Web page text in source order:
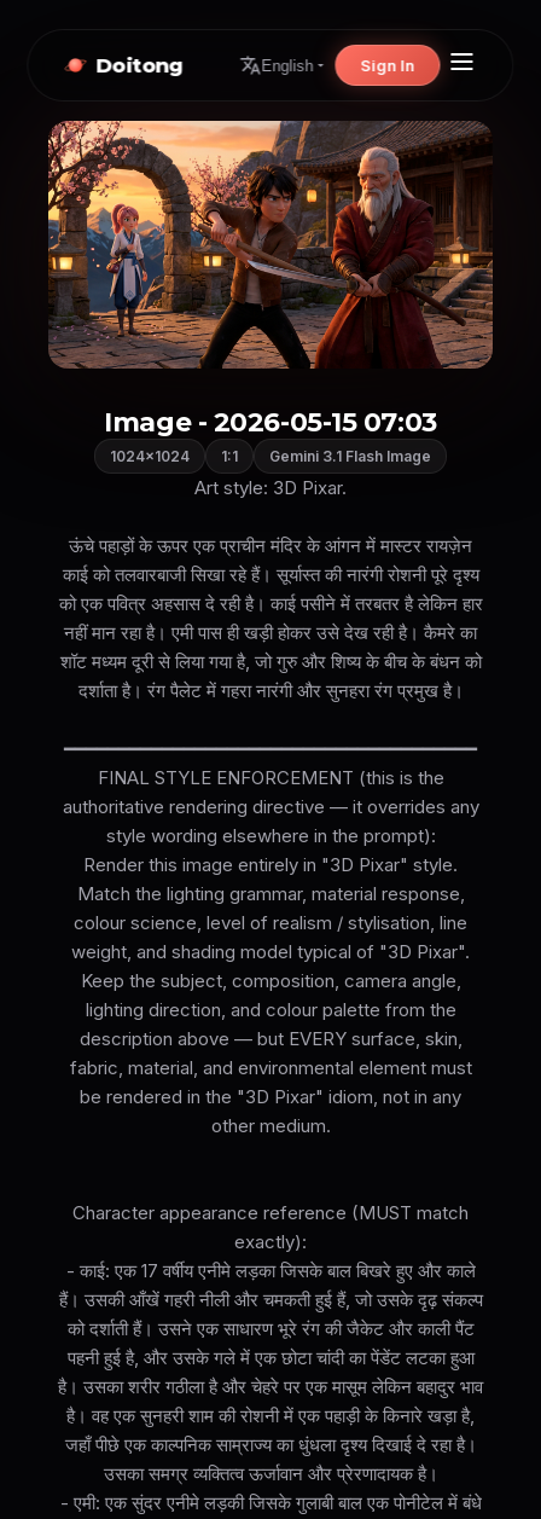
Doitong English Sign In
Image - 2026-05-15 07:03
1024×1024 1:1 Gemini 3.1 Flash Image
Art style: 3D Pixar.
ऊंचे पहाड़ों के ऊपर एक प्राचीन मंदिर के आंगन में मास्टर रायज़ेन
काई को तलवारबाजी सिखा रहे हैं। सूर्यास्त की नारंगी रोशनी पूरे दृश्य
को एक पवित्र अहसास दे रही है। काई पसीने में तरबतर है लेकिन हार
नहीं मान रहा है। एमी पास ही खड़ी होकर उसे देख रही है। कैमरे का
शॉट मध्यम दूरी से लिया गया है, जो गुरु और शिष्य के बीच के बंधन को
दर्शाता है। रंग पैलेट में गहरा नारंगी और सुनहरा रंग प्रमुख है।
━━━━━━━━━━━━━━━━━━━━━━━━━━━━━━━━━━━━━━
FINAL STYLE ENFORCEMENT (this is the
authoritative rendering directive — it overrides any
style wording elsewhere in the prompt):
Render this image entirely in "3D Pixar" style.
Match the lighting grammar, material response,
colour science, level of realism / stylisation, line
weight, and shading model typical of "3D Pixar".
Keep the subject, composition, camera angle,
lighting direction, and colour palette from the
description above — but EVERY surface, skin,
fabric, material, and environmental element must
be rendered in the "3D Pixar" idiom, not in any
other medium.
Character appearance reference (MUST match
exactly):
- काई: एक 17 वर्षीय एनीमे लड़का जिसके बाल बिखरे हुए और काले
हैं। उसकी आँखें गहरी नीली और चमकती हुई हैं, जो उसके दृढ़ संकल्प
को दर्शाती हैं। उसने एक साधारण भूरे रंग की जैकेट और काली पैंट
पहनी हुई है, और उसके गले में एक छोटा चांदी का पेंडेंट लटका हुआ
है। उसका शरीर गठीला है और चेहरे पर एक मासूम लेकिन बहादुर भाव
है। वह एक सुनहरी शाम की रोशनी में एक पहाड़ी के किनारे खड़ा है,
जहाँ पीछे एक काल्पनिक साम्राज्य का धुंधला दृश्य दिखाई दे रहा है।
उसका समग्र व्यक्तित्व ऊर्जावान और प्रेरणादायक है।
- एमी: एक सुंदर एनीमे लड़की जिसके गुलाबी बाल एक पोनीटेल में बंधे